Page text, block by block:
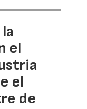
el
el
de